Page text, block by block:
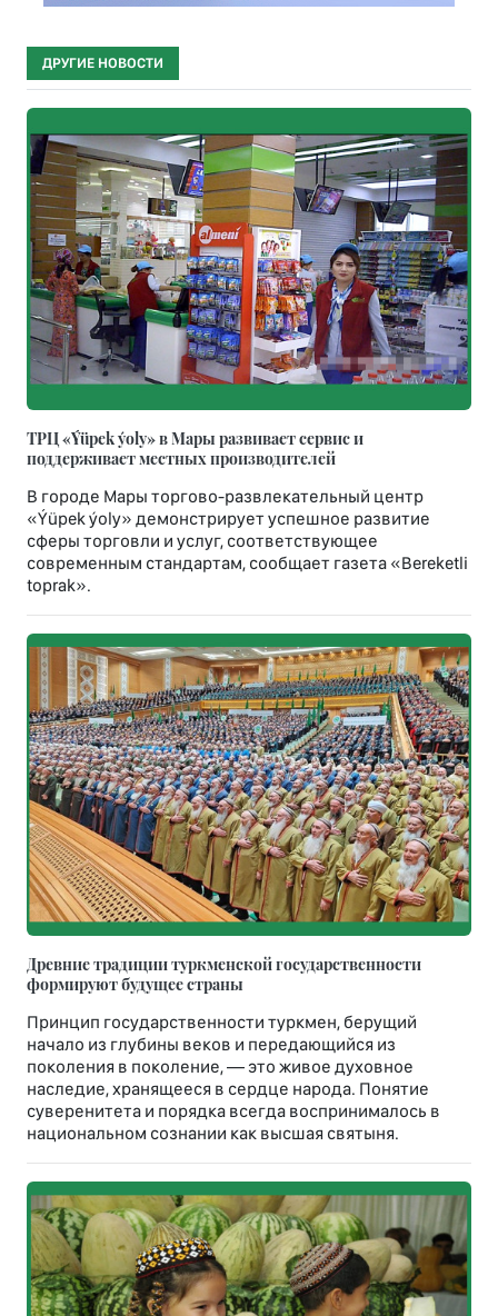
ДРУГИЕ НОВОСТИ
ТРЦ «Ýüpek ýoly» в Мары развивает сервис и
поддерживает местных производителей
В городе Мары торгово-развлекательный центр
«Ýüpek ýoly» демонстрирует успешное развитие
сферы торговли и услуг, соответствующее
современным стандартам, сообщает газета «Bereketli
toprak».
Древние традиции туркменской государственности
формируют будущее страны
Принцип государственности туркмен, берущий
начало из глубины веков и передающийся из
поколения в поколение, — это живое духовное
наследие, хранящееся в сердце народа. Понятие
суверенитета и порядка всегда воспринималось в
национальном сознании как высшая святыня.